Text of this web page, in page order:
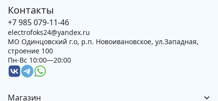
Контакты
+7 985 079-11-46
electrofoks24@yandex.ru
МО Одинцовский г.о, р.п. Новоивановское, ул.Западная,
строение 100
Пн-Вс 10:00—20:00
Магазин